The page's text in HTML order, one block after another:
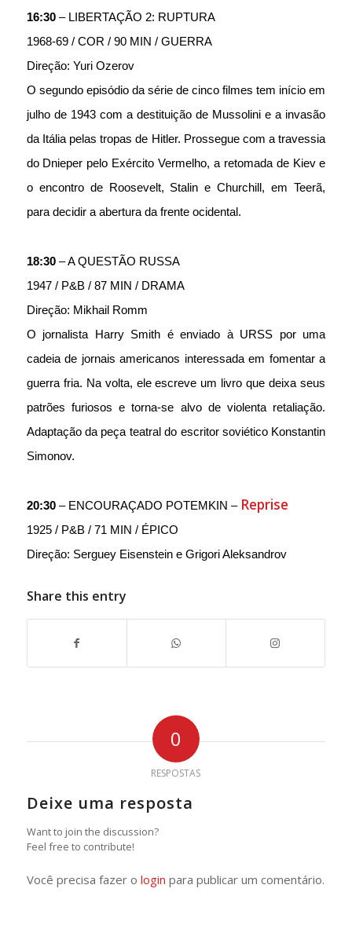
16:30 – LIBERTAÇÃO 2: RUPTURA
1968-69 / COR / 90 MIN / GUERRA
Direção: Yuri Ozerov
O segundo episódio da série de cinco filmes tem início em
julho de 1943 com a destituição de Mussolini e a invasão
da Itália pelas tropas de Hitler. Prossegue com a travessia
do Dnieper pelo Exército Vermelho, a retomada de Kiev e
o encontro de Roosevelt, Stalin e Churchill, em Teerã,
para decidir a abertura da frente ocidental.
18:30 – A QUESTÃO RUSSA
1947 / P&B / 87 MIN / DRAMA
Direção: Mikhail Romm
O jornalista Harry Smith é enviado à URSS por uma
cadeia de jornais americanos interessada em fomentar a
guerra fria. Na volta, ele escreve um livro que deixa seus
patrões furiosos e torna-se alvo de violenta retaliação.
Adaptação da peça teatral do escritor soviético Konstantin
Simonov.
20:30 – ENCOURAÇADO POTEMKIN – Reprise
1925 / P&B / 71 MIN / ÉPICO
Direção: Serguey Eisenstein e Grigori Aleksandrov
Share this entry
0
RESPOSTAS
Deixe uma resposta
Want to join the discussion?
Feel free to contribute!
Você precisa fazer o login para publicar um comentário.